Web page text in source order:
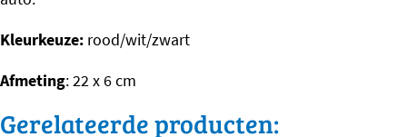
Kleurkeuze: rood/wit/zwart
Afmeting: 22 x 6 cm
Gerelateerde producten: